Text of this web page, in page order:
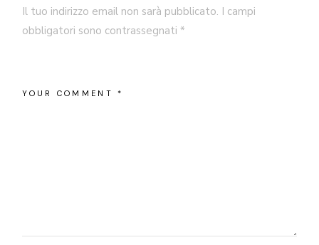
Il tuo indirizzo email non sarà pubblicato. I campi
obbligatori sono contrassegnati*